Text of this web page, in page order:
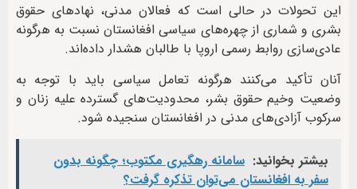
این تحولات در حالی است که فعالان مدنی، نهادهای حقوق
بشری و شماری از چهره‌های سیاسی افغانستان نسبت به هرگونه
عادی‌سازی روابط رسمی اروپا با طالبان هشدار داده‌اند.
آنان تأکید می‌کنند هرگونه تعامل سیاسی باید با توجه به
وضعیت وخیم حقوق بشر، محدودیت‌های گسترده علیه زنان و
سرکوب آزادی‌های مدنی در افغانستان سنجیده شود.
بیشتر بخوانید: سامانه رهگیری مکتوب؛ چگونه بدون
سفر به افغانستان می‌توان تذکره گرفت؟